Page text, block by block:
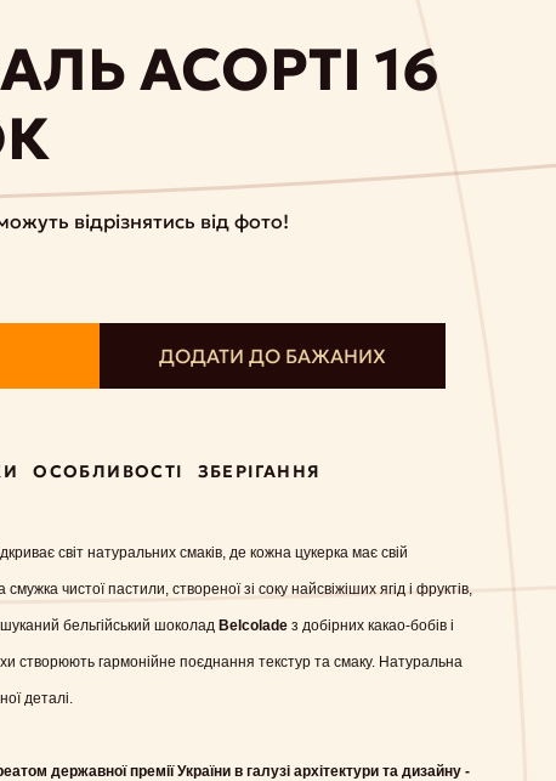
АСОРТІ 16
відрізнятись від фото!
ДОДАТИ ДО БАЖАНИХ
ОСОБЛИВОСТІ ЗБЕРІГАННЯ
світ натуральних смаків, де кожна цукерка має свій
чистої пастили, створеної зі соку найсвіжіших ягід і фруктів,
бельгійський шоколад Belcolade з добірних какао-бобів і
створюють гармонійне поєднання текстур та смаку. Натуральна
деталі.
державної премії України в галузі архітектури та дизайну -